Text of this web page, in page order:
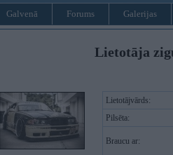
Galvenā Forums Galerijas
Lietotāja
Lietotājvārds:
Pilsēta:
Braucu ar: